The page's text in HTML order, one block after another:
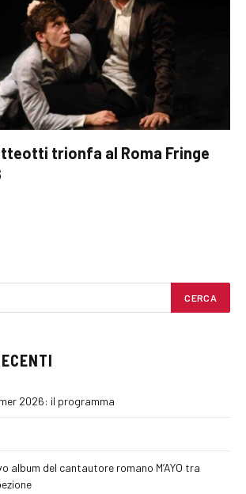
trionfa al Roma Fringe
2026: il programma
album del cantautore romano M’AYO tra